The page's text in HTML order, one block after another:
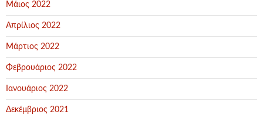
Μάιος 2022
Απρίλιος 2022
Μάρτιος 2022
Φεβρουάριος 2022
Ιανουάριος 2022
Δεκέμβριος 2021